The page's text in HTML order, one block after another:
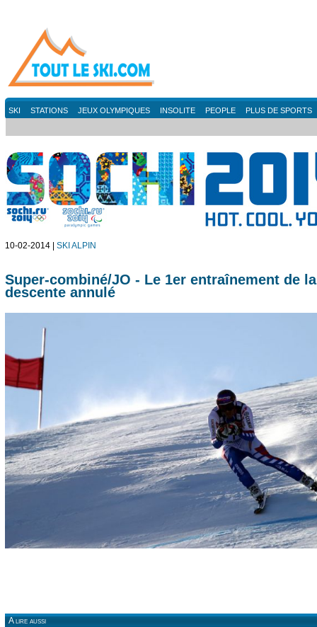
SKI STATIONS JEUX OLYMPIQUES INSOLITE PEOPLE PLUS DE SPORTS
10-02-2014 | SKI ALPIN
Super-combiné/JO - Le 1er entraînement de la
descente annulé
A lire aussi